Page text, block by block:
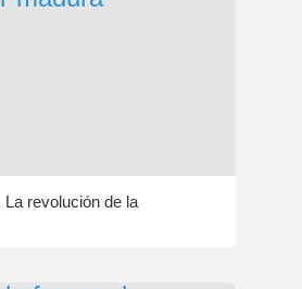
revolución de la